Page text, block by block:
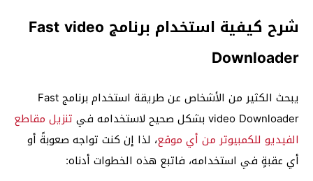
شرح كيفية استخدام برنامج Fast video
Downloader
يبحث الكثير من الأشخاص عن طريقة استخدام برنامج Fast
video Downloader بشكل صحيح لاستخدامه في
تنزيل مقاطع
الفيديو للكمبيوتر من أي موقع، لذا إن كنت تواجه صعوبةً أو
أي عقبةٍ في استخدامه، فاتبع هذه الخطوات أدناه: